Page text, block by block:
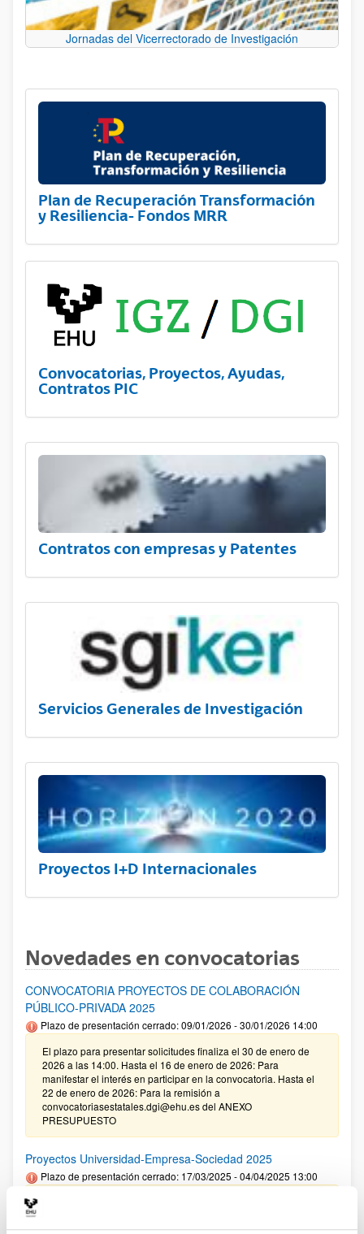
Jornadas del Vicerrectorado de Investigación
Plan de Recuperación Transformación
y Resiliencia- Fondos MRR
Convocatorias, Proyectos, Ayudas,
Contratos PIC
Contratos con empresas y Patentes
Servicios Generales de Investigación
Proyectos I+D Internacionales
Novedades en convocatorias
CONVOCATORIA PROYECTOS DE COLABORACIÓN
PÚBLICO-PRIVADA 2025
Plazo de presentación cerrado: 09/01/2026 - 30/01/2026 14:00
El plazo para presentar solicitudes finaliza el 30 de enero de
2026 a las 14:00. Hasta el 16 de enero de 2026: Para
manifestar el interés en participar en la convocatoria. Hasta el
22 de enero de 2026: Para la remisión a
convocatoriasestatales.dgi@ehu.es del ANEXO
PRESUPUESTO
Proyectos Universidad-Empresa-Sociedad 2025
Plazo de presentación cerrado: 17/03/2025 - 04/04/2025 13:00